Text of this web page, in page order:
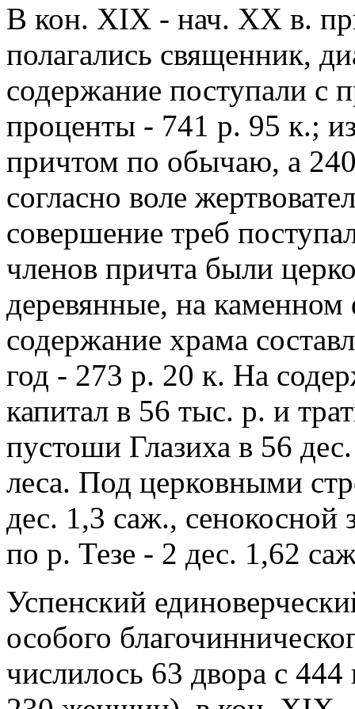
В кон. XIX - нач. XX в.
полагались священник,
содержание поступали с
проценты - 741 р. 95 к.;
причтом по обычаю, а
согласно воле
совершение треб
членов причта были
деревянные, на
содержание храма
год - 273 р. 20 к. На
капитал в 56 тыс. р. и
пустоши Глазиха в 56
леса. Под церковными
дес. 1,3 саж.,
по р. Тезе - 2 дес. 1,62
Успенский
особого
числилось 63 двора с